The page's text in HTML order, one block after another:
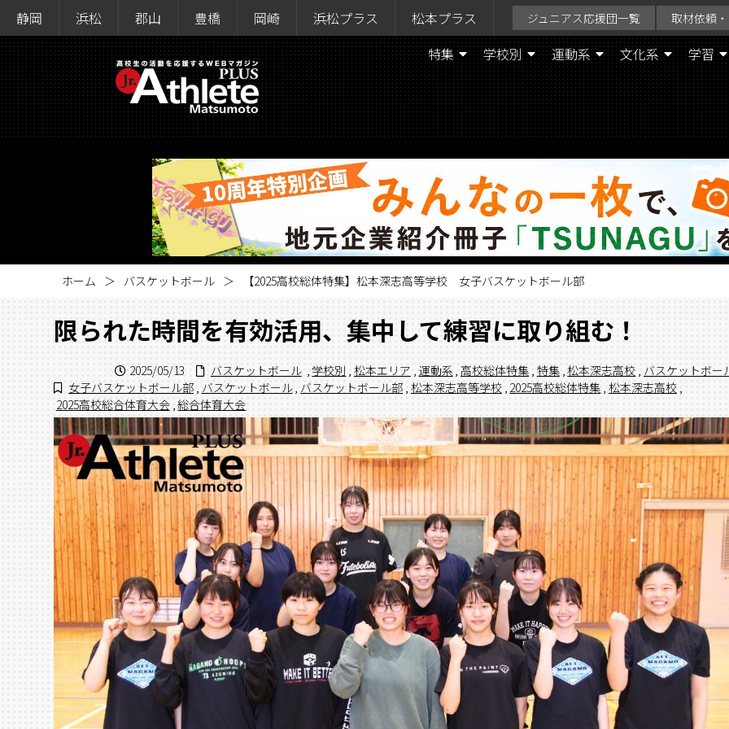
静岡 浜松 郡山 豊橋 岡崎 浜松プラス 松本プラス ジュニアス応援団一覧 取材依頼
特集 学校別 運動系 文化系 学習
ホーム バスケットボール 【2025高校総体特集】松本深志高等学校 女子バスケットボール部
限られた時間を有効活用、集中して練習に取り組む！
2025/05/13 バスケットボール , 学校別 , 松本エリア , 運動系 , 高校総体特集 , 特集 ,松本深志高校 , バスケットボー
女子バスケットボール部 , バスケットボール, バスケットボール部 , 松本深志高等学校 , 2025高校総体特集 , 松本深志高校 ,
2025高校総合体育大会 ,総合体育大会